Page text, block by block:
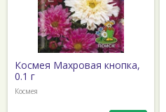
Космея Махровая кнопка,
0.1 г
Космея